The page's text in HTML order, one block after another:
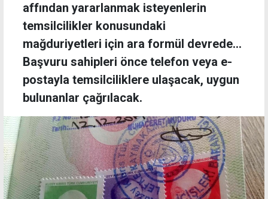
affından yararlanmak isteyenlerin
temsilcilikler konusundaki
mağduriyetleri için ara formül devrede...
Başvuru sahipleri önce telefon veya e-
postayla temsilciliklere ulaşacak, uygun
bulunanlar çağrılacak.